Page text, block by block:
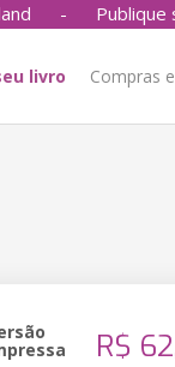
- Publique
livro Compras
R$